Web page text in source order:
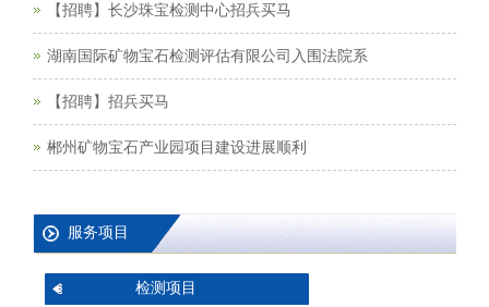
【招聘】长沙珠宝检测中心招兵买马
湖南国际矿物宝石检测评估有限公司入围法院系
【招聘】招兵买马
郴州矿物宝石产业园项目建设进展顺利
服务项目
检测项目